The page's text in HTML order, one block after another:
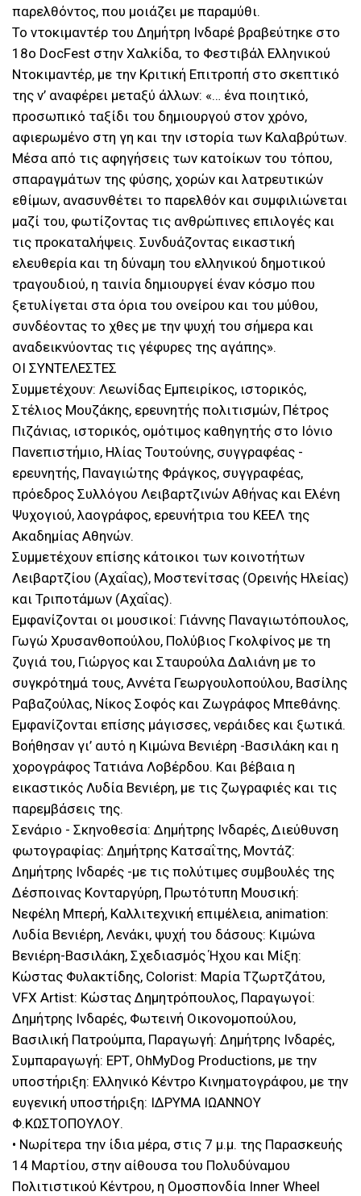
παρελθόντος, που μοιάζει με παραμύθι.
Το ντοκιμαντέρ του Δημήτρη Ινδαρέ βραβεύτηκε στο
18ο DocFest στην Χαλκίδα, το Φεστιβάλ Ελληνικού
Ντοκιμαντέρ, με την Κριτική Επιτροπή στο σκεπτικό
της ν’ αναφέρει μεταξύ άλλων: «… ένα ποιητικό,
προσωπικό ταξίδι του δημιουργού στον χρόνο,
αφιερωμένο στη γη και την ιστορία των Καλαβρύτων.
Μέσα από τις αφηγήσεις των κατοίκων του τόπου,
σπαραγμάτων της φύσης, χορών και λατρευτικών
εθίμων, ανασυνθέτει το παρελθόν και συμφιλιώνεται
μαζί του, φωτίζοντας τις ανθρώπινες επιλογές και
τις προκαταλήψεις. Συνδυάζοντας εικαστική
ελευθερία και τη δύναμη του ελληνικού δημοτικού
τραγουδιού, η ταινία δημιουργεί έναν κόσμο που
ξετυλίγεται στα όρια του ονείρου και του μύθου,
συνδέοντας το χθες με την ψυχή του σήμερα και
αναδεικνύοντας τις γέφυρες της αγάπης».
ΟΙ ΣΥΝΤΕΛΕΣΤΕΣ
Συμμετέχουν: Λεωνίδας Εμπειρίκος, ιστορικός,
Στέλιος Μουζάκης, ερευνητής πολιτισμών, Πέτρος
Πιζάνιας, ιστορικός, ομότιμος καθηγητής στο Ιόνιο
Πανεπιστήμιο, Ηλίας Τουτούνης, συγγραφέας -
ερευνητής, Παναγιώτης Φράγκος, συγγραφέας,
πρόεδρος Συλλόγου Λειβαρτζινών Αθήνας και Ελένη
Ψυχογιού, λαογράφος, ερευνήτρια του ΚΕΕΛ της
Ακαδημίας Αθηνών.
Συμμετέχουν επίσης κάτοικοι των κοινοτήτων
Λειβαρτζίου (Αχαΐας), Μοστενίτσας (Ορεινής Ηλείας)
και Τριποτάμων (Αχαΐας).
Εμφανίζονται οι μουσικοί: Γιάννης Παναγιωτόπουλος,
Γωγώ Χρυσανθοπούλου, Πολύβιος Γκολφίνος με τη
ζυγιά του, Γιώργος και Σταυρούλα Δαλιάνη με το
συγκρότημά τους, Αννέτα Γεωργουλοπούλου, Βασίλης
Ραβαζούλας, Νίκος Σοφός και Ζωγράφος Μπεθάνης.
Εμφανίζονται επίσης μάγισσες, νεράιδες και ξωτικά.
Βοήθησαν γι’ αυτό η Κιμώνα Βενιέρη -Βασιλάκη και η
χορογράφος Τατιάνα Λοβέρδου. Και βέβαια η
εικαστικός Λυδία Βενιέρη, με τις ζωγραφιές και τις
παρεμβάσεις της.
Σενάριο - Σκηνοθεσία: Δημήτρης Ινδαρές, Διεύθυνση
φωτογραφίας: Δημήτρης Κατσαΐτης, Μοντάζ:
Δημήτρης Ινδαρές -με τις πολύτιμες συμβουλές της
Δέσποινας Κονταργύρη, Πρωτότυπη Μουσική:
Νεφέλη Μπερή, Καλλιτεχνική επιμέλεια, animation:
Λυδία Βενιέρη, Λενάκι, ψυχή του δάσους: Κιμώνα
Βενιέρη-Βασιλάκη, Σχεδιασμός Ήχου και Μίξη:
Κώστας Φυλακτίδης, Colorist: Μαρία Τζωρτζάτου,
VFX Artist: Κώστας Δημητρόπουλος, Παραγωγοί:
Δημήτρης Ινδαρές, Φωτεινή Οικονομοπούλου,
Βασιλική Πατρούμπα, Παραγωγή: Δημήτρης Ινδαρές,
Συμπαραγωγή: ΕΡΤ, ΟhMyDog Productions, με την
υποστήριξη: Ελληνικό Κέντρο Κινηματογράφου, με την
ευγενική υποστήριξη: ΙΔΡΥΜΑ ΙΩΑΝΝΟΥ
Φ.ΚΩΣΤΟΠΟΥΛΟΥ.
• Νωρίτερα την ίδια μέρα, στις 7 μ.μ. της Παρασκευής
14 Μαρτίου, στην αίθουσα του Πολυδύναμου
Πολιτιστικού Κέντρου, η Ομοσπονδία Inner Wheel